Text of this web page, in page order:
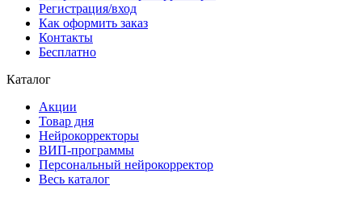
Регистрация/вход
Как оформить заказ
Контакты
Бесплатно
Каталог
Акции
Товар дня
Нейрокорректоры
ВИП-программы
Персональный нейрокорректор
Весь каталог